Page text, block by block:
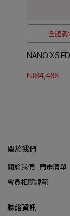
全館
NANO X5
NT$4,488
關於我們
關於我們 門市清單
會員相關規範
聯絡資訊